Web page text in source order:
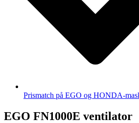
Prismatch på EGO og HONDA-
EGO FN1000E ventilator